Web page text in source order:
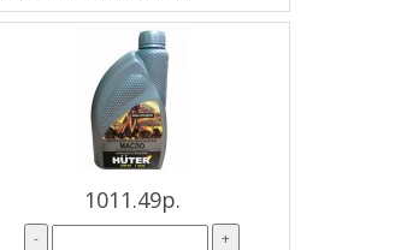
1011.49р.
-
+